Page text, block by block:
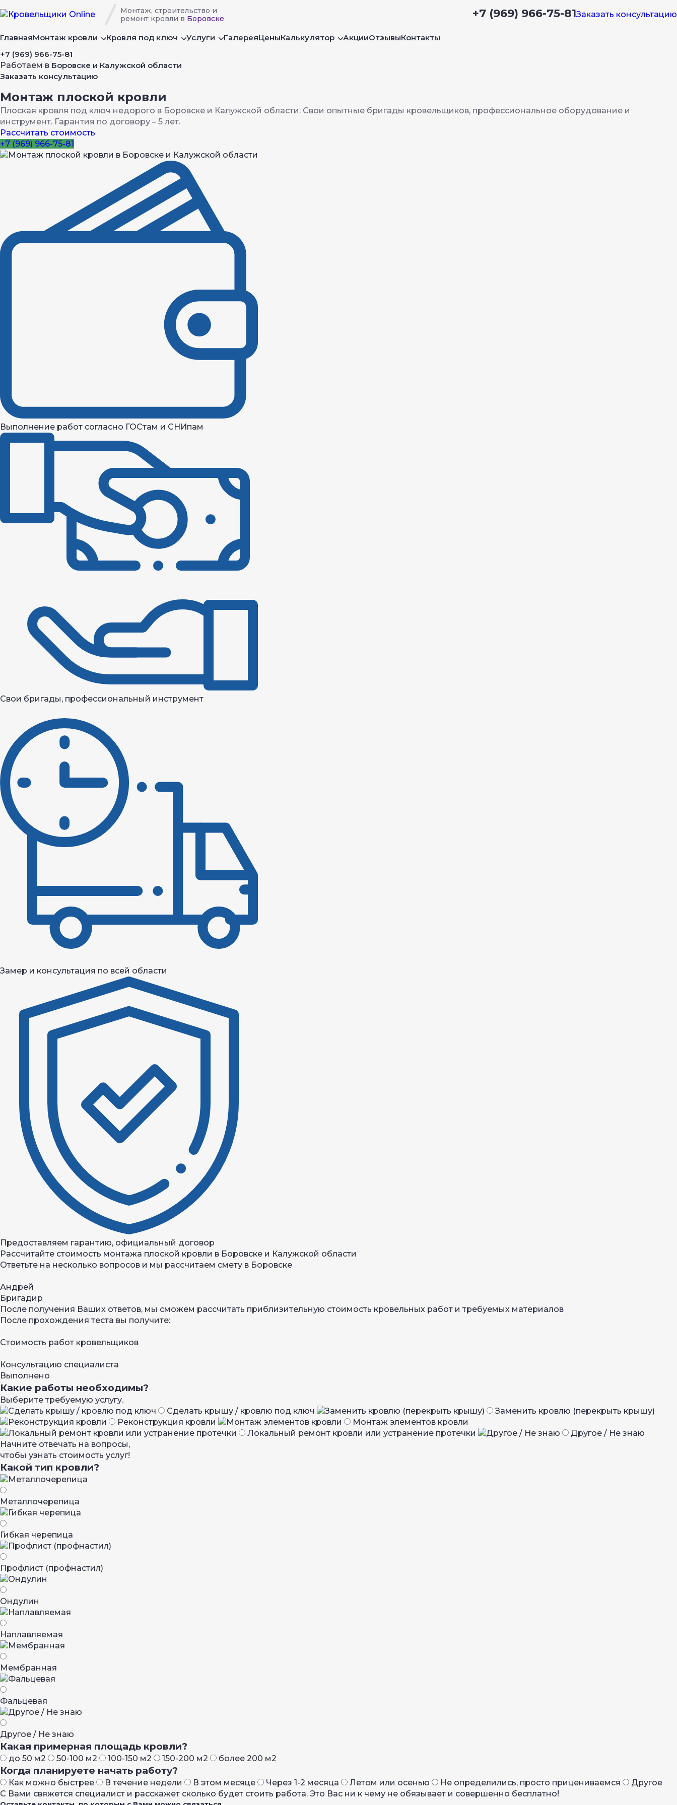
Монтаж, строительство и
ремонт кровли в Боровске +7 (969) 966-75-81Заказать консультацию
ГлавнаяМонтаж кровли Кровля под ключ Услуги ГалереяЦеныКалькулятор АкцииОтзывыКонтакты
+7 (969) 966-75-81
Работаем в Боровске и Калужской области
Заказать консультацию
Монтаж плоской кровли
Плоская кровля под ключ недорого в Боровске и Калужской области. Свои опытные бригады кровельщиков, профессиональное оборудование и
инструмент. Гарантия по договору – 5 лет.
Рассчитать стоимость
+7 (969) 966-75-81
Выполнение работ согласно ГОСтам и СНИпам
Свои бригады, профессиональный инструмент
Замер и консультация по всей области
Предоставляем гарантию, официальный договор
Рассчитайте стоимость монтажа плоской кровли в Боровске и Калужской области
Ответьте на несколько вопросов и мы рассчитаем смету в Боровске
Андрей
Бригадир
После получения Ваших ответов, мы сможем рассчитать приблизительную стоимость кровельных работ и требуемых материалов
После прохождения теста вы получите:
Стоимость работ кровельщиков
Консультацию специалиста
Выполнено
Какие работы необходимы?
Выберите требуемую услугу.
Сделать крышу / кровлю под ключ
Заменить кровлю (перекрыть крышу)
Реконструкция кровли
Монтаж элементов кровли
Локальный ремонт кровли или устранение протечки
Другое / Не знаю
Начните отвечать на вопросы,
чтобы узнать стоимость услуг!
Какой тип кровли?
Металло­черепица
Гибкая черепица
Профлист (профнастил)
Ондулин
Наплавляемая
Мембранная
Фальцевая
Другое / Не знаю
Какая примерная площадь кровли?
до 50 м2 50-100 м2 100-150 м2 150-200 м2 более 200 м2
Когда планируете начать работу?
Как можно быстрее В течение недели В этом месяце Через 1-2 месяца Летом или осенью Не определились, просто прицениваемся
Другое
С Вами свяжется специалист и расскажет сколько будет стоить работа. Это Вас ни к чему не обязывает и совершенно бесплатно!